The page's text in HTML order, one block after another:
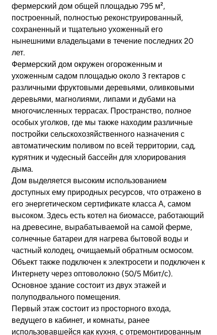
фермерский дом общей площадью 795 м²,
построенный, полностью реконструированный,
сохраненный и тщательно ухоженный его
нынешними владельцами в течение последних 20
лет.
Фермерский дом окружен огороженным и
ухоженным садом площадью около 3 гектаров с
различными фруктовыми деревьями, оливковыми
деревьями, магнолиями, липами и дубами на
многочисленных террасах. Пространство, полное
особых уголков, где мы также находим различные
постройки сельскохозяйственного назначения с
автоматическим поливом по всей территории, сад,
курятник и чудесный бассейн для хлорирования
дыма.
Дом выделяется высоким использованием
доступных ему природных ресурсов, что отражено в
его энергетическом сертификате класса А, самом
высоком. Здесь есть котел на биомассе, работающий
на древесине, вырабатываемой на самой ферме,
солнечные батареи для нагрева бытовой воды и
частный колодец, очищаемый обратным осмосом.
Объект также подключен к электросети и подключен к
Интернету через оптоволокно (50/5 Мбит/с).
Основное здание состоит из двух этажей и
полуподвального помещения.
Первый этаж состоит из просторного входа,
ведущего в кабинет, и комнаты, ранее
использовавшейся как кухня, с отремонтированным